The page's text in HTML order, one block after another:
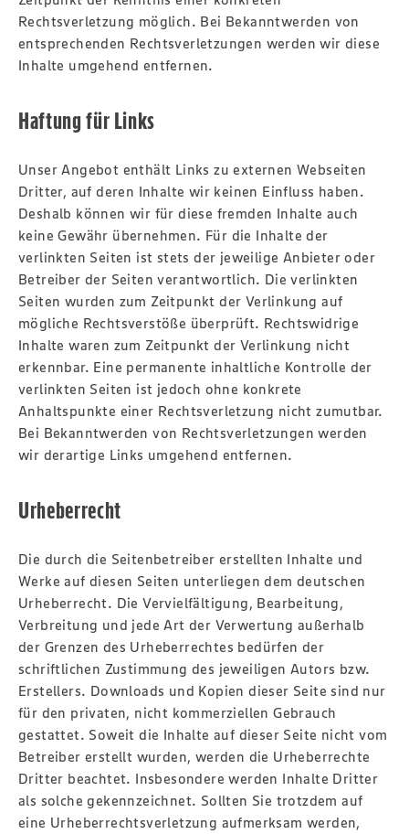
Rechtsverletzung möglich. Bei Bekanntwerden von
entsprechenden Rechtsverletzungen werden wir diese
Inhalte umgehend entfernen.
Haftung für Links
Unser Angebot enthält Links zu externen Webseiten
Dritter, auf deren Inhalte wir keinen Einfluss haben.
Deshalb können wir für diese fremden Inhalte auch
keine Gewähr übernehmen. Für die Inhalte der
verlinkten Seiten ist stets der jeweilige Anbieter oder
Betreiber der Seiten verantwortlich. Die verlinkten
Seiten wurden zum Zeitpunkt der Verlinkung auf
mögliche Rechtsverstöße überprüft. Rechtswidrige
Inhalte waren zum Zeitpunkt der Verlinkung nicht
erkennbar. Eine permanente inhaltliche Kontrolle der
verlinkten Seiten ist jedoch ohne konkrete
Anhaltspunkte einer Rechtsverletzung nicht zumutbar.
Bei Bekanntwerden von Rechtsverletzungen werden
wir derartige Links umgehend entfernen.
Urheberrecht
Die durch die Seitenbetreiber erstellten Inhalte und
Werke auf diesen Seiten unterliegen dem deutschen
Urheberrecht. Die Vervielfältigung, Bearbeitung,
Verbreitung und jede Art der Verwertung außerhalb
der Grenzen des Urheberrechtes bedürfen der
schriftlichen Zustimmung des jeweiligen Autors bzw.
Erstellers. Downloads und Kopien dieser Seite sind nur
für den privaten, nicht kommerziellen Gebrauch
gestattet. Soweit die Inhalte auf dieser Seite nicht vom
Betreiber erstellt wurden, werden die Urheberrechte
Dritter beachtet. Insbesondere werden Inhalte Dritter
als solche gekennzeichnet. Sollten Sie trotzdem auf
eine Urheberrechtsverletzung aufmerksam werden,